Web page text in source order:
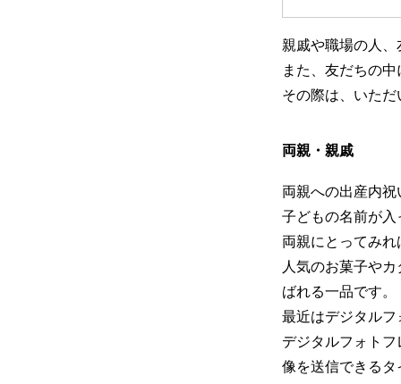
親戚や職場の人
また、友だちの
その際は、いた
両親・親戚
両親への出産内
子どもの名前が
両親にとってみ
人気のお菓子や
ばれる一品です。
最近はデジタル
デジタルフォト
像を送信できるタ